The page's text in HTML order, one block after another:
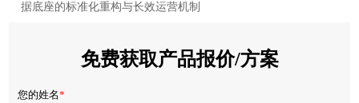
据底座的标准化重构与长效运营机制
免费获取产品报价/方案
您的姓名*